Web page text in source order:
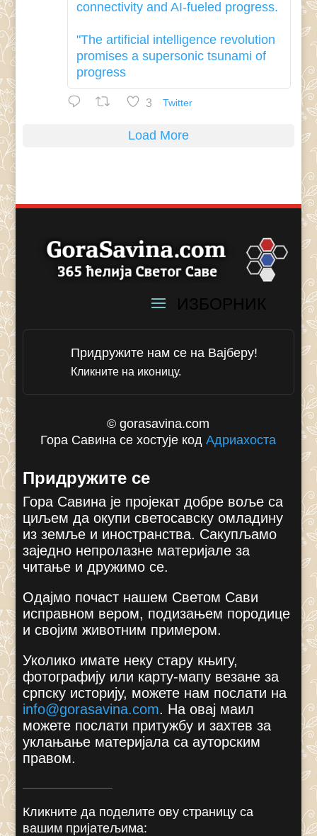
connectivity and AI-fueled progress.
"The artificial intelligence revolution
promises a supersonic tsunami of
progress
3 Twitter
Load More
Придружите нам се на Вајберу!
Кликните на иконицу.
© gorasavina.com
Гора Савина се хостује кодАдриахоста
Придружите се
Гора Савина је пројекат добре воље са
циљем да окупи светосавску омладину
из земље и иностранства. Сакупљамо
заједно непролазне материјале за
читање и дружимо се.
Одајмо почаст нашем Светом Сави
исправном вером, подизањем породице
и својим животним примером.
Уколико имате неку стару књигу,
фотографију или карту-мапу везане за
српску историју, можете нам послати на
info@gorasavina.com. На овај маил
можете послати притужбу и захтев за
уклањање материјала са ауторским
правом.
Кликните да поделите ову страницу са
вашим пријатељима: